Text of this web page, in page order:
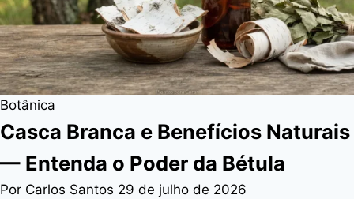
Botânica
Casca Branca e Benefícios Naturais
— Entenda o Poder da Bétula
Por Carlos Santos 29 de julho de 2026